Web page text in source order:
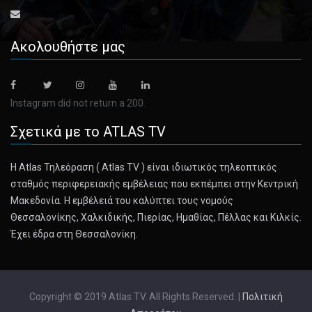
How a Year of Rain Flooded Spain in Ei ...
The region is no stranger to storms like those that caused
this week’s [...]
November 1, 2024
With his band’s first new album in 16 years out Friday, post-
punk’s da [...]
November 1, 2024
The Russian mercenary group operated with little pushback
Ακολουθήστε μας
Instagram did not return a 200.
Σχετικά με το ATLAS TV
Η Atlas Τηλεόραση ( Atlas TV ) είναι ιδιωτικός τηλεοπτικός
σταθμός περιφερειακής εμβέλειας που εκπέμπει στην Κεντρική
Μακεδονία. Η εμβέλειά του καλύπτει τους νομούς
Θεσσαλονίκης, Χαλκιδικής, Πιερίας, Ημαθίας, Πέλλας και Κιλκίς.
Έχει έδρα στη Θεσσαλονίκη.
Copyright © 2019 Atlas TV. All Rights Reserved. |
Πολιτική